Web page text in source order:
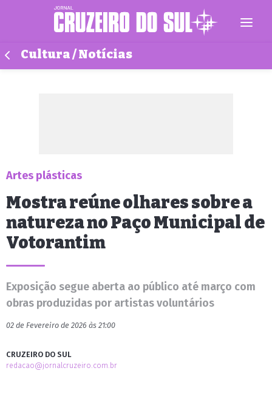
Cultura / Notícias
Artes plásticas
Mostra reúne olhares sobre a
natureza no Paço Municipal de
Votorantim
Exposição segue aberta ao público até março com
obras produzidas por artistas voluntários
02 de Fevereiro de 2026 às 21:00
CRUZEIRO DO SUL
redacao@jornalcruzeiro.com.br